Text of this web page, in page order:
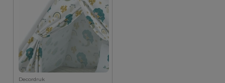
Decordruk